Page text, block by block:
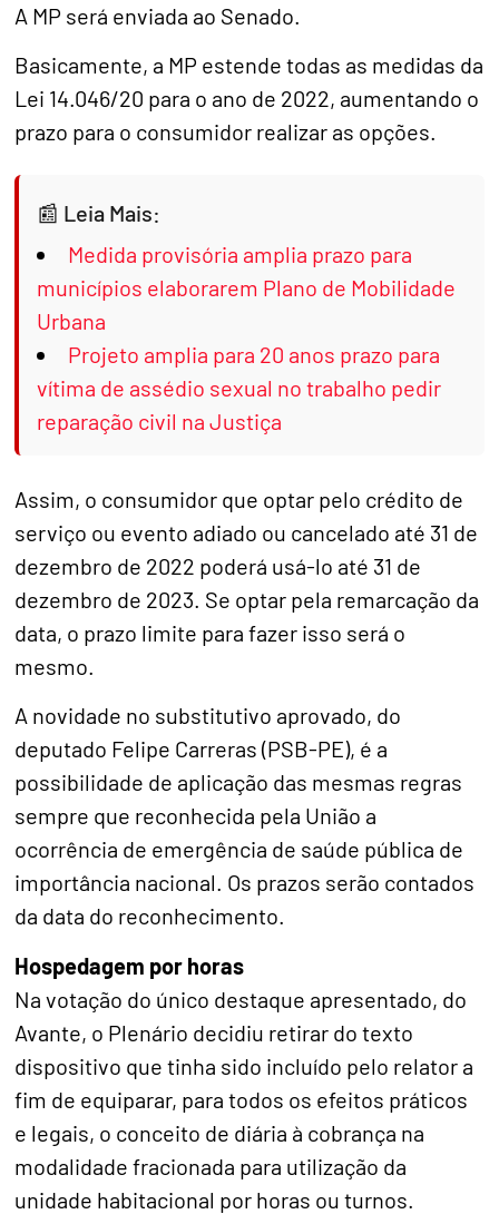
A MP será enviada ao Senado.
Basicamente, a MP estende todas as medidas da
Lei 14.046/20 para o ano de 2022, aumentando o
prazo para o consumidor realizar as opções.
Leia Mais:
Medida provisória amplia prazo para
municípios elaborarem Plano de Mobilidade
Urbana
Projeto amplia para 20 anos prazo para
vítima de assédio sexual no trabalho pedir
reparação civil na Justiça
Assim, o consumidor que optar pelo crédito de
serviço ou evento adiado ou cancelado até 31 de
dezembro de 2022 poderá usá-lo até 31 de
dezembro de 2023. Se optar pela remarcação da
data, o prazo limite para fazer isso será o
mesmo.
A novidade no substitutivo aprovado, do
deputado Felipe Carreras (PSB-PE), é a
possibilidade de aplicação das mesmas regras
sempre que reconhecida pela União a
ocorrência de emergência de saúde pública de
importância nacional. Os prazos serão contados
da data do reconhecimento.
Hospedagem por horas
Na votação do único destaque apresentado, do
Avante, o Plenário decidiu retirar do texto
dispositivo que tinha sido incluído pelo relator a
fim de equiparar, para todos os efeitos práticos
e legais, o conceito de diária à cobrança na
modalidade fracionada para utilização da
unidade habitacional por horas ou turnos.